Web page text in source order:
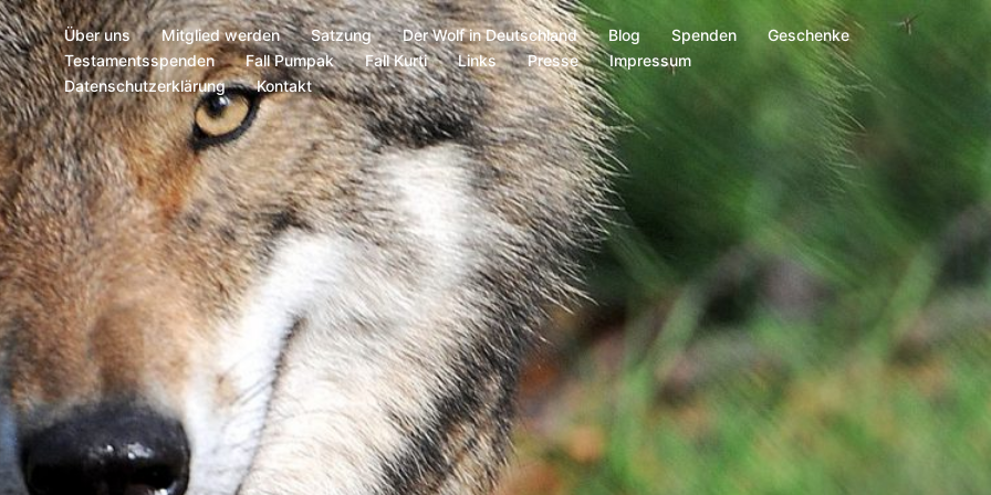
Über uns Mitglied werden Satzung Der Wolf in Deutschland Blog Spenden
Geschenke
Testamentsspenden
Fall Pumpak Fall Kurti Links Presse
Impressum
Datenschutzerklärung
Kontakt